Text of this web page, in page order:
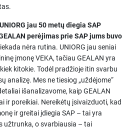
jau 50 metų diegia SAP
perėjimas prie SAP jums buvo
nėra rutina. UNIORG jau seniai
įmonę VEKA, tačiau GEALAN yra
kitokie. Todėl pradžioje itin svarbu
analizę. Mes ne tiesiog „uždėjome“
išanalizavome, kaip GEALAN
ir poreikiai. Nereikėtų įsivaizduoti, kad
ir greitai įdiegia SAP – tai yra
užtrunka, o svarbiausia – tai